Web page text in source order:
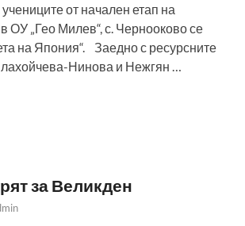
от начален етап на
ОУ „Гео Милев“, с. Чернооково се
на Япония“. Заедно с ресурсните
Нинова и Нежгян …
за Великден